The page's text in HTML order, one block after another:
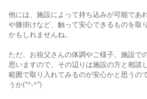
他には、施設によって持ち込みが可能であ
や膝掛けなど、触って安心できるものを取
かもしれませんね。
ただ、お祖父さんの体調やご様子、施設で
思いますので、その辺りは施設の方と相談
範囲で取り入れてみるのが安心かと思うの
うか(*^-^*)